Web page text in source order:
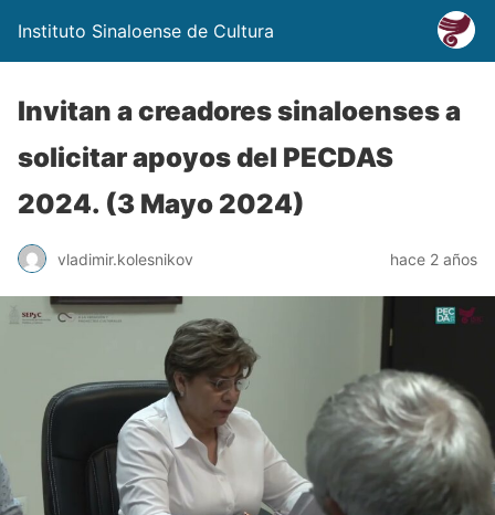
Instituto Sinaloense de Cultura
Invitan a creadores sinaloenses a
solicitar apoyos del PECDAS
2024. (3 Mayo 2024)
vladimir.kolesnikov hace 2 años